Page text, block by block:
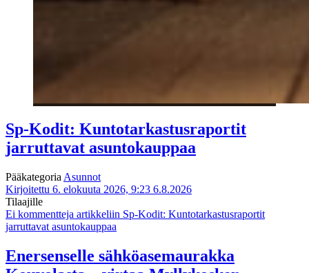
Sp-Kodit: Kuntotarkastusraportit
jarruttavat asuntokauppaa
Pääkategoria Asunnot
Kirjoitettu 6. elokuuta 2026, 9:23 6.8.2026
Tilaajille
Ei kommentteja artikkeliin Sp-Kodit: Kuntotarkastusraportit
jarruttavat asuntokauppaa
Enersenselle sähköasemaurakka